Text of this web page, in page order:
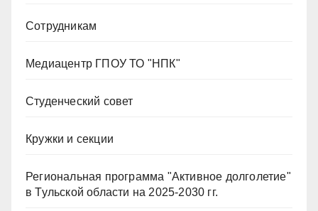
Сотрудникам
Медиацентр ГПОУ ТО "НПК"
Студенческий совет
Кружки и секции
Региональная программа "Активное долголетие"
в Тульской области на 2025-2030 гг.